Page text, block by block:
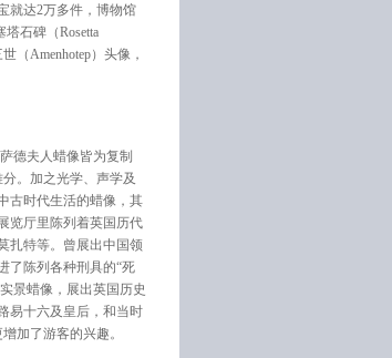
就达2万多件，博物馆
石碑（Rosetta
（Amenhotep）头像，
德夫人蜡像皆为复制
。加之光学、声学及
古时代生活的蜡像，其
览厅里陈列着英国历代
扎特等。曾展出中国领
了陈列各种刑具的“死
景蜡像，展出英国历史
易十六及皇后，和当时
加了游客的兴趣。